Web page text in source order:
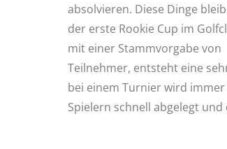
absolvieren. Diese Dinge
der erste Rookie Cup im
mit einer Stammvorgabe
Teilnehmer, entsteht eine
bei einem Turnier wird
Spielern schnell abgelegt